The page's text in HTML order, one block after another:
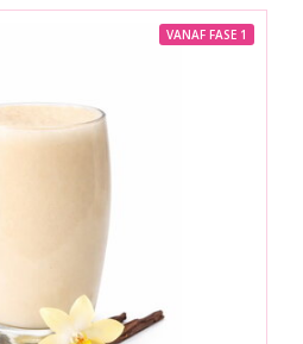
VANAF FASE 1